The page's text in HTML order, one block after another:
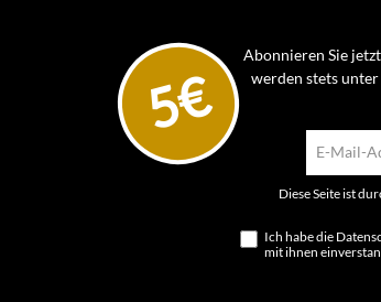
5€
Abonnieren Sie
werden stets
Diese Seite ist
Ich habe die
mit ihnen